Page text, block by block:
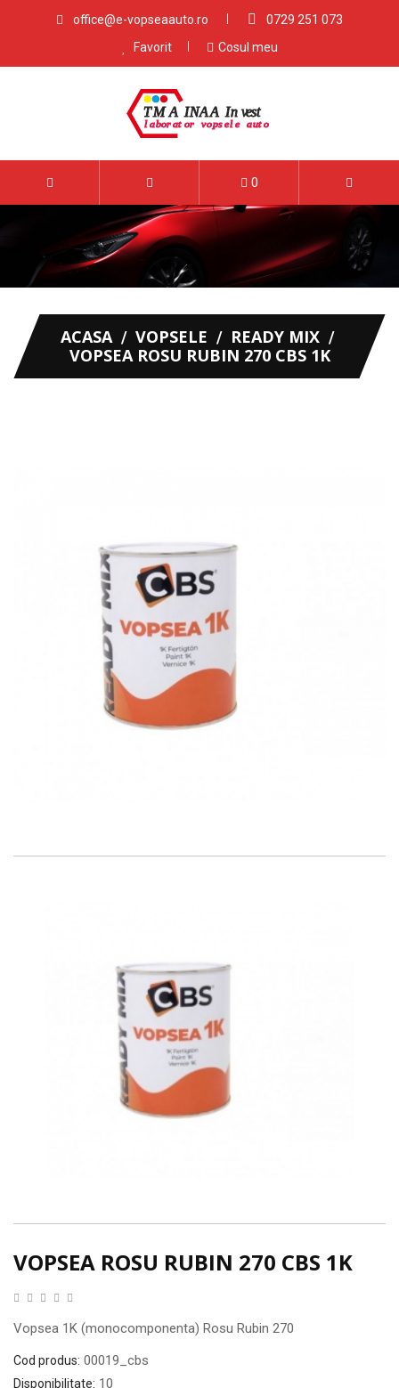
office@e-vopseaauto.ro
0729 251 073
Favorit
Cosul meu
0
ACASA VOPSELE
READY MIX
VOPSEA ROSU RUBIN 270 CBS 1K
VOPSEA ROSU RUBIN 270 CBS 1K
Vopsea 1K (monocomponenta) Rosu Rubin 270
Cod produs: 00019_cbs
Disponibilitate: 10